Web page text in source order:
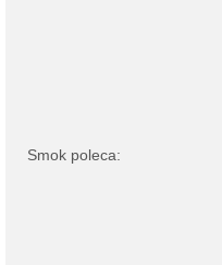
Smok poleca: